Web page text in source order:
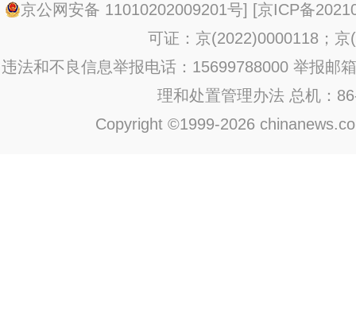
京公网安备 11010202009201号] [京ICP备
可证：京(2022)0000118；京
违法和不良信息举报电话：15699788000 举报邮
理和处置管理办法 总机：
Copyright ©1999-2026